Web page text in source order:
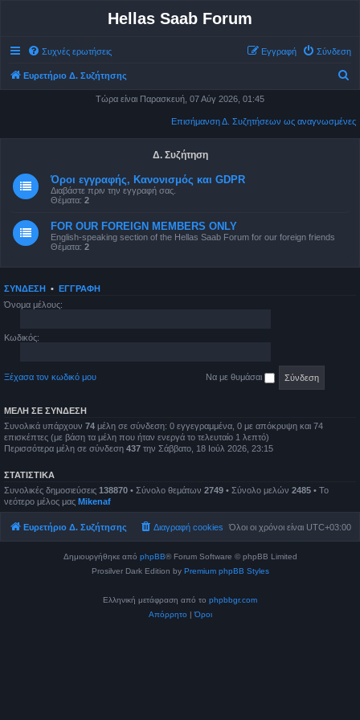
Hellas Saab Forum
Συχνές ερωτήσεις Σύνδεση
Εγγραφή
Ευρετήριο Δ. Συζήτησης
Τώρα είναι Παρασκευή, 07 Αύγ 2026, 01:45
Επισήμανση Δ. Συζητήσεων ως αναγνωσμένες
Δ. Συζήτηση
Όροι εγγραφής, Κανονισμός και GDPR
Διαβάστε πριν την εγγραφή σας.
Θέματα: 2
FOR OUR FOREIGN MEMBERS ONLY
English-speaking section of the Hellas Saab Forum for our foreign friends
Θέματα: 2
ΣΎΝΔΕΣΗ • ΕΓΓΡΑΦΉ
Όνομα μέλους:
Κωδικός:
Ξέχασα τον κωδικό μου Να με θυμάσαι
ΜΈΛΗ ΣΕ ΣΎΝΔΕΣΗ
Συνολικά υπάρχουν 74 μέλη σε σύνδεση: 0 εγγεγραμμένα, 0 με απόκρυψη και 74
επισκέπτες (με βάση τα μέλη που ήταν ενεργά το τελευταίο 1 λεπτό)
Περισσότερα μέλη σε σύνδεση 437 την Σάββατο, 18 Ιούλ 2026, 23:15
ΣΤΑΤΙΣΤΙΚΆ
Συνολικές δημοσιεύσεις 138870 • Σύνολο θεμάτων 2749 • Σύνολο μελών 2485 • Το
νεότερο μέλος μας Mikenaf
Ευρετήριο Δ. Συζήτησης Όλοι οι χρόνοι είναι UTC+03:00
Διαγραφή cookies
Δημιουργήθηκε από phpBB® Forum Software © phpBB Limited
Prosilver Dark Edition by Premium phpBB Styles
Ελληνική μετάφραση από το phpbbgr.com
Απόρρητο |Όροι